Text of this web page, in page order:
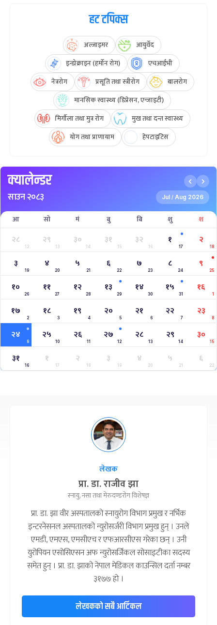
हट टपिक्स
अल्जाइमर
आयुर्वेद
इन्डोक्राइन (हर्मोन रोग)
एचआईभी
नेत्ररोग
प्रसूति तथा स्त्रीरोग
बालरोग
मानसिक स्वास्थ्य (डिप्रेसन, एन्जाइटी)
मिर्गौला तथा मुत्र रोग
मुख तथा दन्त स्वास्थ्य
योग तथा प्राणायाम
हेपटाइटिस
क्यालेन्डर
साउन २०८३ Jul / Aug 2026
आ सो मं बु बि शु श
२८
12
२९
13
३०
14
३१
15
३२
16
१
17
२
18
३
19
४
20
५
21
६
22
७
23
८
24
९
25
१०
26
११
27
१२
28
१३
29
१४
30
१५
31
१६
1
१७
2
१८
3
१९
4
२०
5
२१
6
२२
7
२३
8
२४
9
२५
10
२६
11
२७
12
२८
13
२९
14
३०
15
३१
16
१
17
२
18
३
19
४
20
५
21
६
22
लेखक
प्रा. डा. राजीव झा
स्नायु, नसा तथा मेरुदण्डरोग विशेषज्ञ
प्रा. डा. झा वीर अस्पतालको स्नायुरोग विभाग प्रमुख र नर्भिक
इन्टरनेसनल अस्पतालको न्युरोसर्जरी विभाग प्रमुख हुन् । उनले
एमडी, एमएस, एमसीएच र एफआरसीएस गरेका छन् । उनी
युरोपियन एसोसिएसन अफ न्युरोसर्जिकल सोसाइटीका सदस्य
समेत हुन् । प्रा. डा. झाको नेपाल मेडिकल काउन्सिल दर्ता नम्बर
३१७७ हो ।
लेखकको सबै आर्टिकल